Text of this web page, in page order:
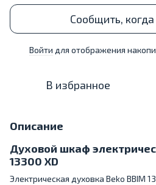
Сообщить, когда
Войти для отображения
В избранное
Описание
Духовой шкаф
13300 XD
Электрическая духовка Beko BBIM